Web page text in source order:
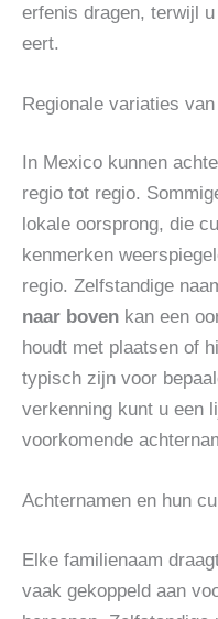
erfenis dragen, terwijl
eert.
Regionale variaties
In Mexico kunnen
regio tot regio.
lokale oorsprong, die
kenmerken
regio. Zelfstandige
naar boven kan een
houdt met plaatsen of
typisch zijn voor
verkenning kunt u een
voorkomende
Achternamen en hun
Elke familienaam
vaak gekoppeld aan